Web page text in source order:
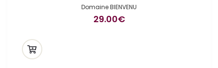
Domaine BIENVENU
29.00€